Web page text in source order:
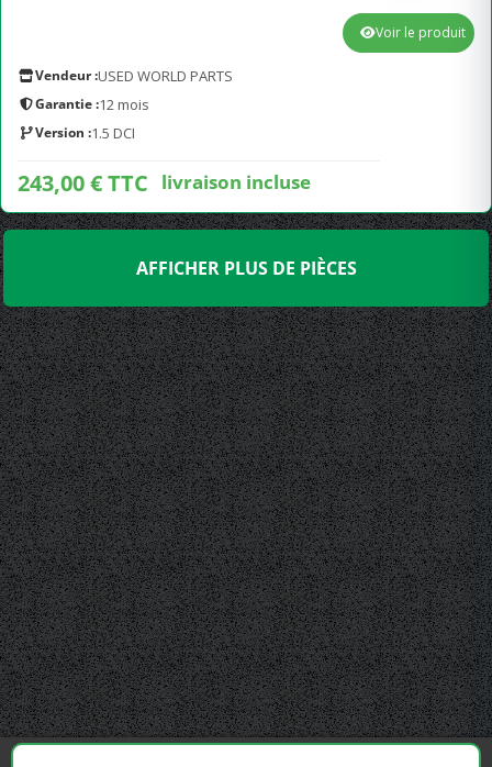
Vendeur :USED WORLD PARTS
Garantie :12 mois
Version :1.5 DCI
243,00 € TTC livraison incluse
Voir le produit
AFFICHER PLUS DE PIÈCES